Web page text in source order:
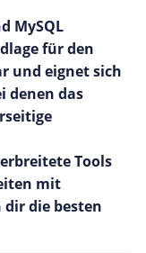
MySQL
für den
und eignet sich
denen das
Tools
mit
die besten